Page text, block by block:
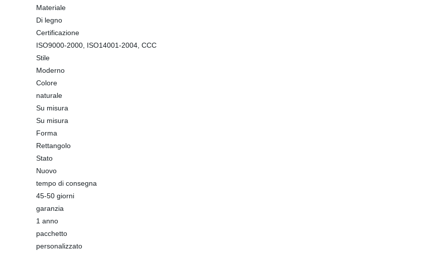
Materiale
Di legno
Certificazione
ISO9000-2000, ISO14001-2004, CCC
Stile
Moderno
Colore
naturale
Su misura
Su misura
Forma
Rettangolo
Stato
Nuovo
tempo di consegna
45-50 giorni
garanzia
1 anno
pacchetto
personalizzato